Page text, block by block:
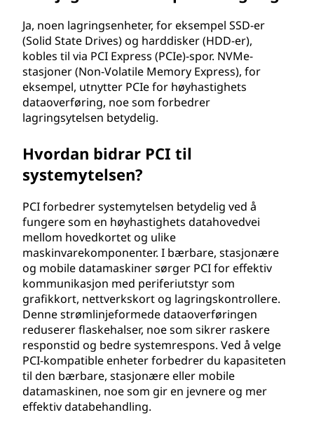
Ja, noen lagringsenheter, for eksempel SSD-er
(Solid State Drives) og harddisker (HDD-er),
kobles til via PCI Express (PCIe)-spor. NVMe-
stasjoner (Non-Volatile Memory Express), for
eksempel, utnytter PCIe for høyhastighets
dataoverføring, noe som forbedrer
lagringsytelsen betydelig.
Hvordan bidrar PCI til
systemytelsen?
PCI forbedrer systemytelsen betydelig ved å
fungere som en høyhastighets datahovedvei
mellom hovedkortet og ulike
maskinvarekomponenter. I bærbare, stasjonære
og mobile datamaskiner sørger PCI for effektiv
kommunikasjon med periferiutstyr som
grafikkort, nettverkskort og lagringskontrollere.
Denne strømlinjeformede dataoverføringen
reduserer flaskehalser, noe som sikrer raskere
responstid og bedre systemrespons. Ved å velge
PCI-kompatible enheter forbedrer du kapasiteten
til den bærbare, stasjonære eller mobile
datamaskinen, noe som gir en jevnere og mer
effektiv databehandling.